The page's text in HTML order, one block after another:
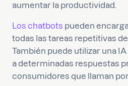
aumentar la productividad.
Los chatbots pueden
todas las tareas repetitivas
También puede utilizar una
a determinadas respuestas
consumidores que llaman